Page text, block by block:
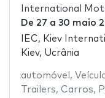
International
De 27 a 30 maio
IEC, Kiev
Kiev, Ucrânia
automóvel ,
Trailers, Carros,